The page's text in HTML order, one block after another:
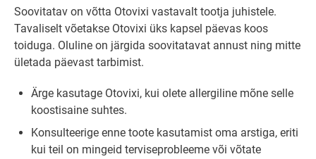
Soovitatav on võtta Otovixi vastavalt tootja juhistele.
Tavaliselt võetakse Otovixi üks kapsel päevas koos
toiduga. Oluline on järgida soovitatavat annust ning mitte
ületada päevast tarbimist.
Ärge kasutage Otovixi, kui olete allergiline mõne selle
koostisaine suhtes.
Konsulteerige enne toote kasutamist oma arstiga, eriti
kui teil on mingeid terviseprobleeme või võtate